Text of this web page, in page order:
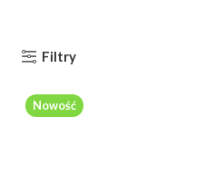
Filtry
Nowość